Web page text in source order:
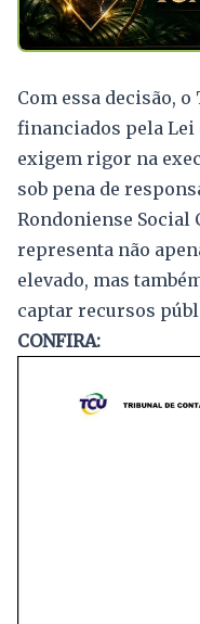
Com essa decisão,
financiados pela Lei
exigem rigor na
sob pena de
Rondoniense Social
representa não
elevado, mas
captar recursos
CONFIRA: